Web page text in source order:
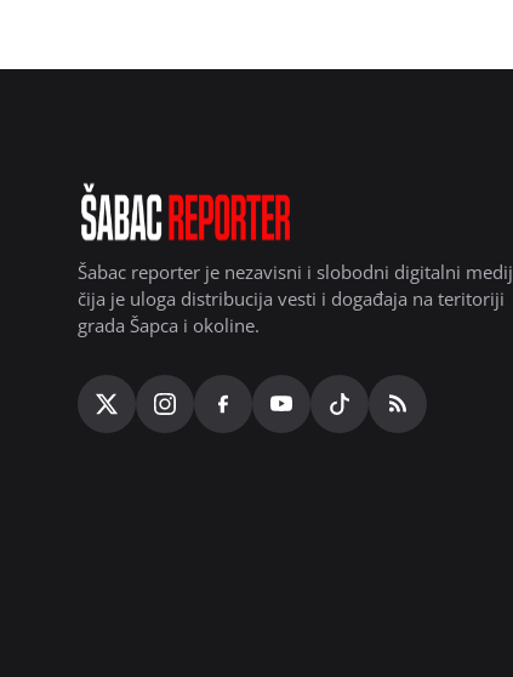
Šabac reporter je nezavisni i slobodni digitalni medij
čija je uloga distribucija vesti i događaja na teritoriji
grada Šapca i okoline.